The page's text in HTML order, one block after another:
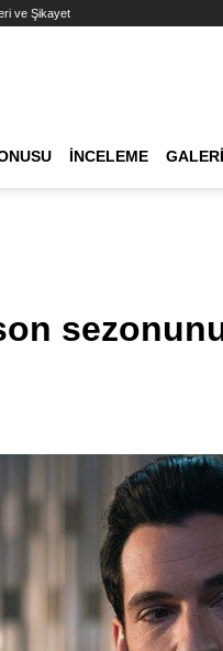
ve Şikayet
İNCELEME GALERI